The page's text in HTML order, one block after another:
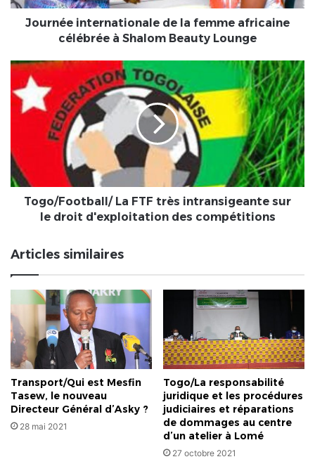
Shalom
BeautyJournée internationale de la femme africaine
célébrée à Shalom Beauty Lounge
Togo/Football/
FTF
très
intransigeante
le
droit
d'exploitation
compétitions
Togo/Football/ La FTF très intransigeante sur
le droit d'exploitation des compétitions
Articles similaires
Transport/Qui est Mesfin
Tasew, le nouveau
Directeur Général d’Asky ?
28 mai 2021
Togo/La responsabilité
juridique et les procédures
judiciaires et réparations
de dommages au centre
d’un atelier à Lomé
27 octobre 2021